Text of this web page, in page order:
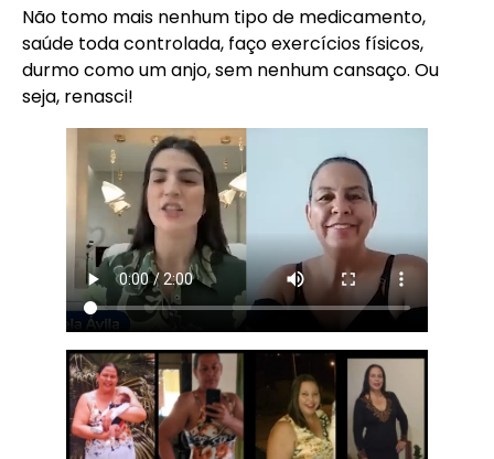
Não tomo mais nenhum tipo de medicamento,
saúde toda controlada, faço exercícios físicos,
durmo como um anjo, sem nenhum cansaço. Ou
seja, renasci!